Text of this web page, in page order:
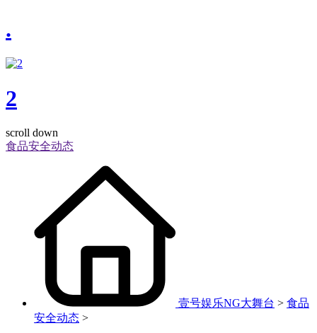
.
2
scroll down
食品安全动态
壹号娱乐NG大舞台 > 食品
安全动态 >